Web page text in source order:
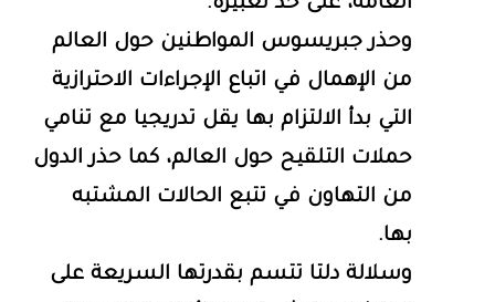
العامة، على حد تعبيره.
وحذر جبريسوس المواطنين حول العالم
من الإهمال في اتباع الإجراءات الاحترازية
التي بدأ الالتزام بها يقل تدريجيا مع تنامي
حملات التلقيح حول العالم، كما حذر الدول
من التهاون في تتبع الحالات المشتبه
بها.
وسلالة دلتا تتسم بقدرتها السريعة على